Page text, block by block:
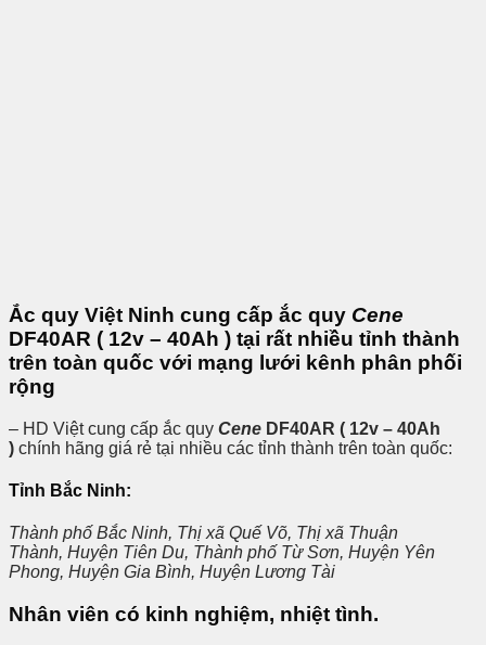
Ắc quy Việt Ninh cung cấp ắc quy Cene
DF40AR ( 12v – 40Ah ) tại rất nhiều tỉnh thành
trên toàn quốc với mạng lưới kênh phân phối
rộng
– HD Việt cung cấp ắc quy Cene DF40AR ( 12v – 40Ah
) chính hãng giá rẻ tại nhiều các tỉnh thành trên toàn quốc:
Tỉnh Bắc Ninh:
Thành phố Bắc Ninh, Thị xã Quế Võ, Thị xã Thuận
Thành, Huyện Tiên Du, Thành phố Từ Sơn, Huyện Yên
Phong, Huyện Gia Bình, Huyện Lương Tài
Nhân viên có kinh nghiệm, nhiệt tình.